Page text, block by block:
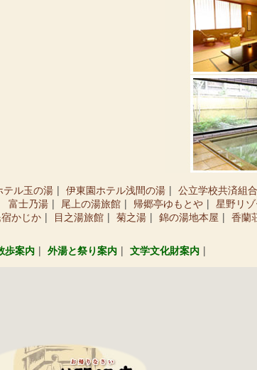
テル玉の湯 伊東園ホテル浅間の湯
公立学校共済組
富士乃湯 尾上の湯旅館 帰郷亭ゆもとや 星野リ
かじか 目之湯旅館 菊之湯 錦の湯地本屋 香蘭
歩案内 外湯と祭り案内 文学文化財案内